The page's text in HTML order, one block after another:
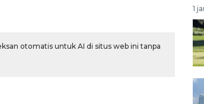
otomatis untuk AI di situs web ini tanpa
1